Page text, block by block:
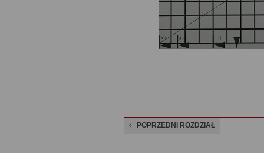
POPRZEDNI ROZDZIAŁ